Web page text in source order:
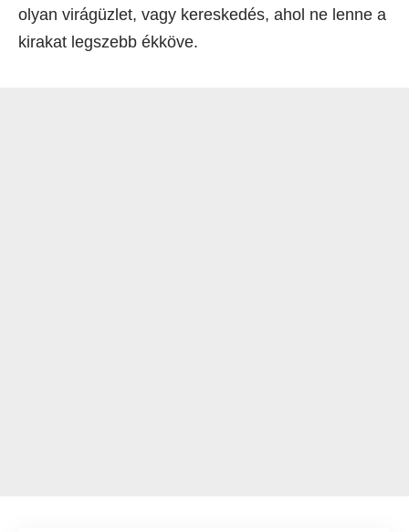
olyan virágüzlet, vagy kereskedés, ahol ne lenne a
kirakat legszebb ékköve.